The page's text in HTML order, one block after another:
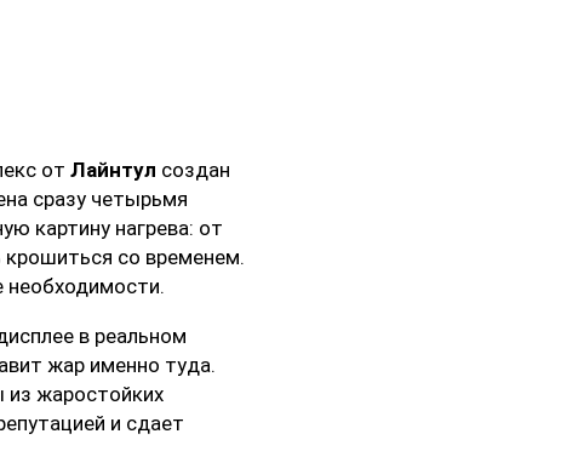
от Лайнтул создан
сразу четырьмя
картину нагрева: от
со временем.
необходимости.
в реальном
жар именно туда.
из жаростойких
и сдает